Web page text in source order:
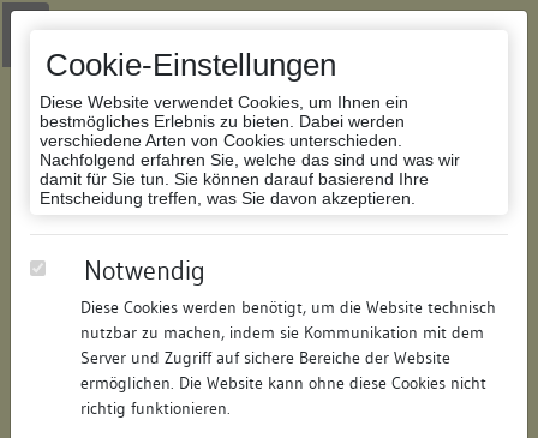
Cookie-Einstellungen
Diese Website verwendet Cookies, um Ihnen ein
bestmögliches Erlebnis zu bieten. Dabei werden
verschiedene Arten von Cookies unterschieden.
Nachfolgend erfahren Sie, welche das sind und was wir
damit für Sie tun. Sie können darauf basierend Ihre
Entscheidung treffen, was Sie davon akzeptieren.
Notwendig
Diese Cookies werden benötigt, um die Website technisch
nutzbar zu machen, indem sie Kommunikation mit dem
Server und Zugriff auf sichere Bereiche der Website
ermöglichen. Die Website kann ohne diese Cookies nicht
richtig funktionieren.
Zur Navigation springen
Zum Inhalt der Website springen
Datenbank Bauforschung/Restaurierung
193752887815/Datum:14.10.2011
Datenbestand:
Bauforschung
Als PDF herunterladen: